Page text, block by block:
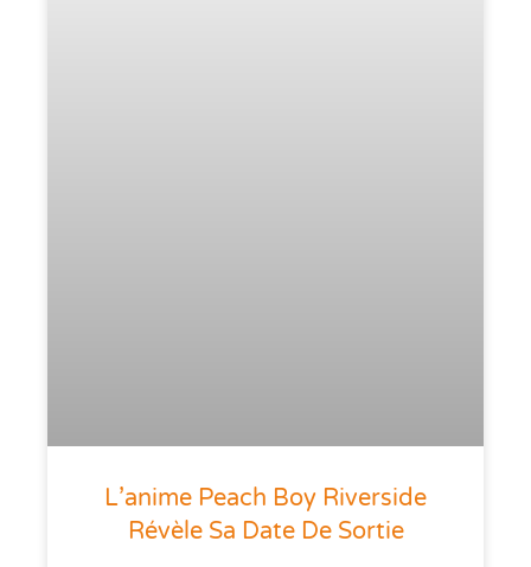
L’anime Peach Boy Riverside
Révèle Sa Date De Sortie